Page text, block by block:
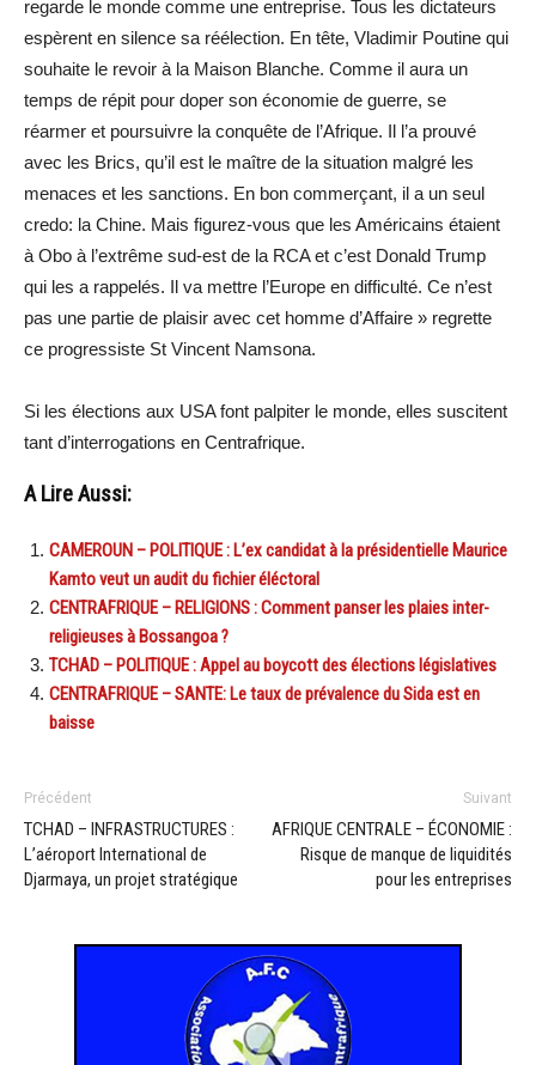
regarde le monde comme une entreprise. Tous les dictateurs
espèrent en silence sa réélection. En tête, Vladimir Poutine qui
souhaite le revoir à la Maison Blanche. Comme il aura un
temps de répit pour doper son économie de guerre, se
réarmer et poursuivre la conquête de l’Afrique. Il l’a prouvé
avec les Brics, qu’il est le maître de la situation malgré les
menaces et les sanctions. En bon commerçant, il a un seul
credo: la Chine. Mais figurez-vous que les Américains étaient
à Obo à l’extrême sud-est de la RCA et c’est Donald Trump
qui les a rappelés. Il va mettre l’Europe en difficulté. Ce n’est
pas une partie de plaisir avec cet homme d’Affaire » regrette
ce progressiste St Vincent Namsona.
Si les élections aux USA font palpiter le monde, elles suscitent
tant d’interrogations en Centrafrique.
A Lire Aussi:
CAMEROUN – POLITIQUE : L’ex candidat à la présidentielle Maurice
Kamto veut un audit du fichier éléctoral
CENTRAFRIQUE – RELIGIONS : Comment panser les plaies inter-
religieuses à Bossangoa ?
TCHAD – POLITIQUE : Appel au boycott des élections législatives
CENTRAFRIQUE – SANTE: Le taux de prévalence du Sida est en
baisse
Précédent
TCHAD – INFRASTRUCTURES :
L’aéroport International de
Djarmaya, un projet stratégique
Suivant
AFRIQUE CENTRALE – ÉCONOMIE :
Risque de manque de liquidités
pour les entreprises